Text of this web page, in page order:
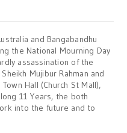
and Bangabandhu
the National Mourning Day
assassination of the
Mujibur Rahman and
Hall (Church St Mall),
11 Years, the both
into the future and to